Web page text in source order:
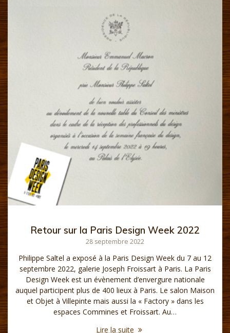
Retour sur la Paris Design Week 2022
28 septembre 2022
Philippe Saltel a exposé à la Paris Design Week du 7 au 12
septembre 2022, galerie Joseph Froissart à Paris. La Paris
Design Week est un évènement d’envergure nationale
auquel participent plus de 400 lieux à Paris. Le salon Maison
et Objet à Villepinte mais aussi la « Factory » dans les
espaces Commines et Froissart. Au…
Lire la suite